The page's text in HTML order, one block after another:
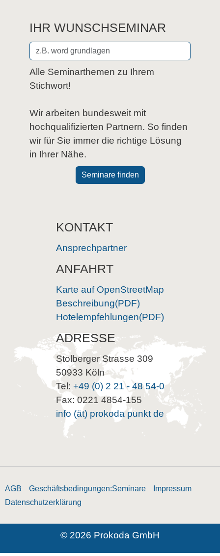
IHR WUNSCHSEMINAR
Alle Seminarthemen zu Ihrem
Stichwort!
Wir arbeiten bundesweit mit
hochqualifizierten Partnern. So finden
wir für Sie immer die richtige Lösung
in Ihrer Nähe.
Seminare finden
KONTAKT
Ansprechpartner
ANFAHRT
Karte auf OpenStreetMap
Beschreibung(PDF)
Hotelempfehlungen(PDF)
ADRESSE
Stolberger Strasse 309
50933 Köln
Tel: +49 (0) 2 21 - 48 54-0
Fax: 0221 4854-155
info (ät) prokoda punkt de
AGB Geschäftsbedingungen:Seminare
Impressum
Datenschutzerklärung
© 2026 Prokoda GmbH